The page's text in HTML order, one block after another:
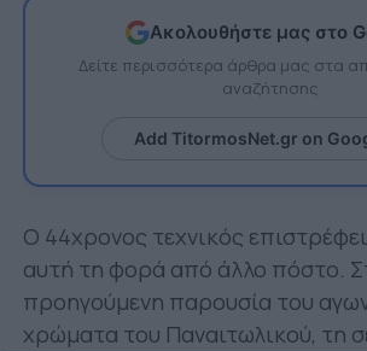
Ακολουθήστε μας στο
Δείτε περισσότερα άρθρα μας στα
αναζήτησης
Add TitormosNet.gr on
Ο 44χρονος τεχνικός
αυτή τη φορά από άλλο πόστο.
προηγούμενη παρουσία του
χρώματα του Παναιτωλικού, τη